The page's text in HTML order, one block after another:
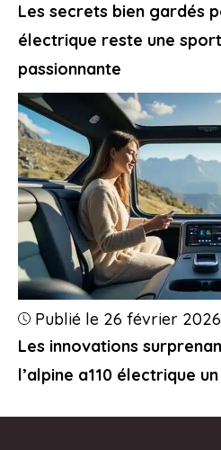
Les secrets bien gardés
électrique reste une
passionnante
Les innovations
l’alpine a110 électrique
Publié le 26 février